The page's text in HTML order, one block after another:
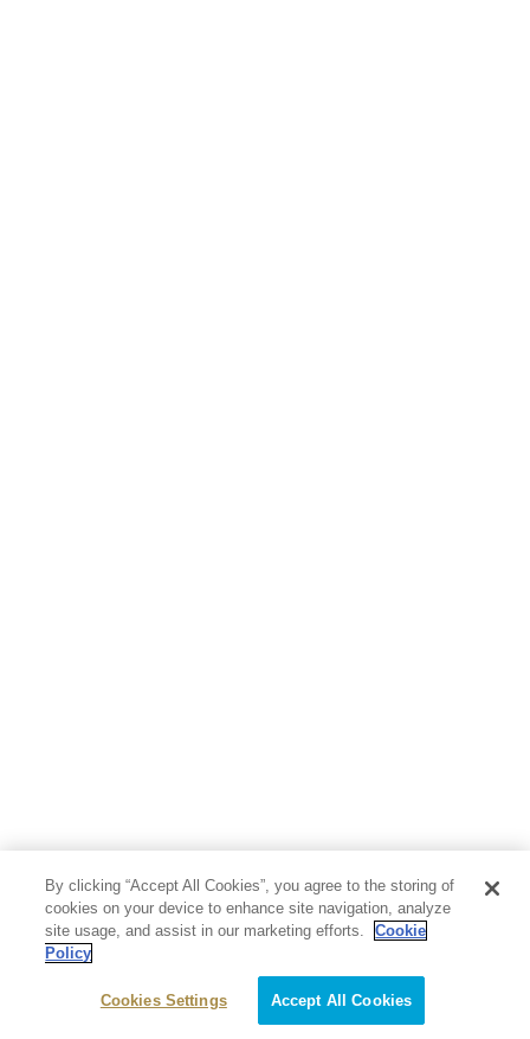
By clicking “Accept All Cookies”, you agree to the storing of
cookies on your device to enhance site navigation, analyze
site usage, and assist in our marketing efforts.
Cookie
Policy
Cookies Settings Accept All Cookies